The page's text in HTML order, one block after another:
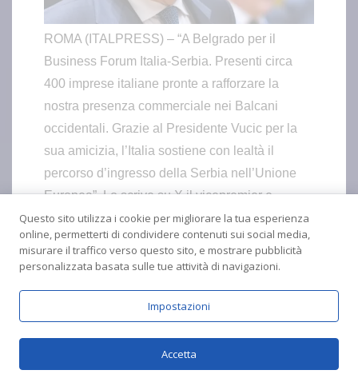
ROMA (ITALPRESS) – “A Belgrado per il
Business Forum Italia-Serbia. Presenti circa
400 imprese italiane pronte a rafforzare la
nostra presenza commerciale nei Balcani
occidentali. Grazie al Presidente Vucic per la
sua amicizia, l’Italia sostiene con lealtà il
percorso d’ingresso della Serbia nell’Unione
Europea”. Lo scrive su X il vicepremier e
ministro degli Esteri Antonio Tajani.
– Foto Agenzia Fotogramma –
(ITALPRESS).
Questo sito utilizza i cookie per migliorare la tua esperienza
online, permetterti di condividere contenuti sui social media,
misurare il traffico verso questo sito, e mostrare pubblicità
personalizzata basata sulle tue attività di navigazioni.
Impostazioni
Accetta